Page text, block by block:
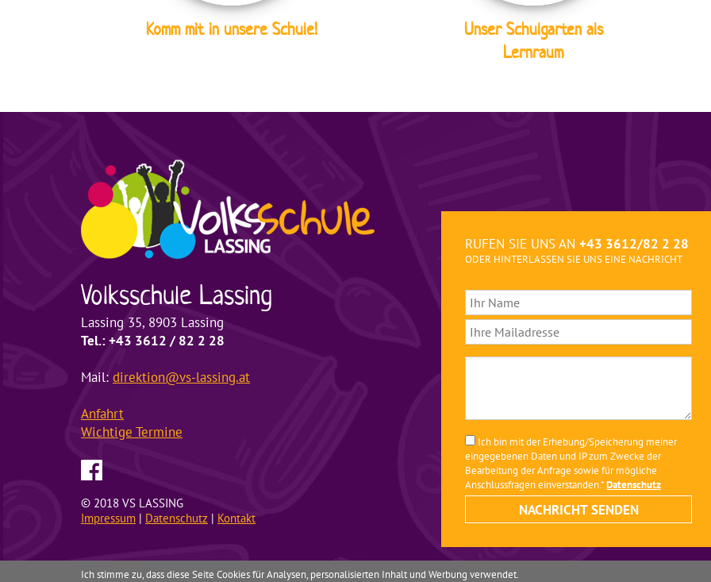
Ich stimme zu, dass diese Seite Cookies für Analysen, personalisierten Inhalt und Werbung verwendet.
Komm mit in unsere Schule!
Unser Schulgarten als
Lernraum
VolksschuleLassing
Lassing 35, 8903 Lassing
Tel.: +43 3612 / 82 2 28
Mail: direktion@vs-lassing.at
Anfahrt
Wichtige Termine
© 2018 VS LASSING
Impressum | Datenschutz | Kontakt
RUFEN SIE UNS AN +43 3612/82 2 28
ODER HINTERLASSEN SIE UNS EINE NACHRICHT
Ich bin mit der Erhebung/Speicherung meiner
eingegebenen Daten und IP zum Zwecke der
Bearbeitung der Anfrage sowie für mögliche
Anschlussfragen einverstanden.*Datenschutz